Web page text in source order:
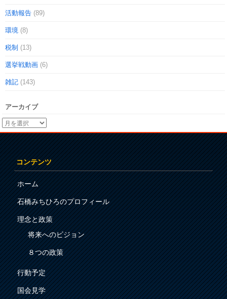
活動報告 (89)
環境 (8)
税制 (13)
選挙戦動画 (6)
雑記 (143)
アーカイブ
コンテンツ
ホーム
石橋みちひろのプロフィール
理念と政策
将来へのビジョン
８つの政策
行動予定
国会見学